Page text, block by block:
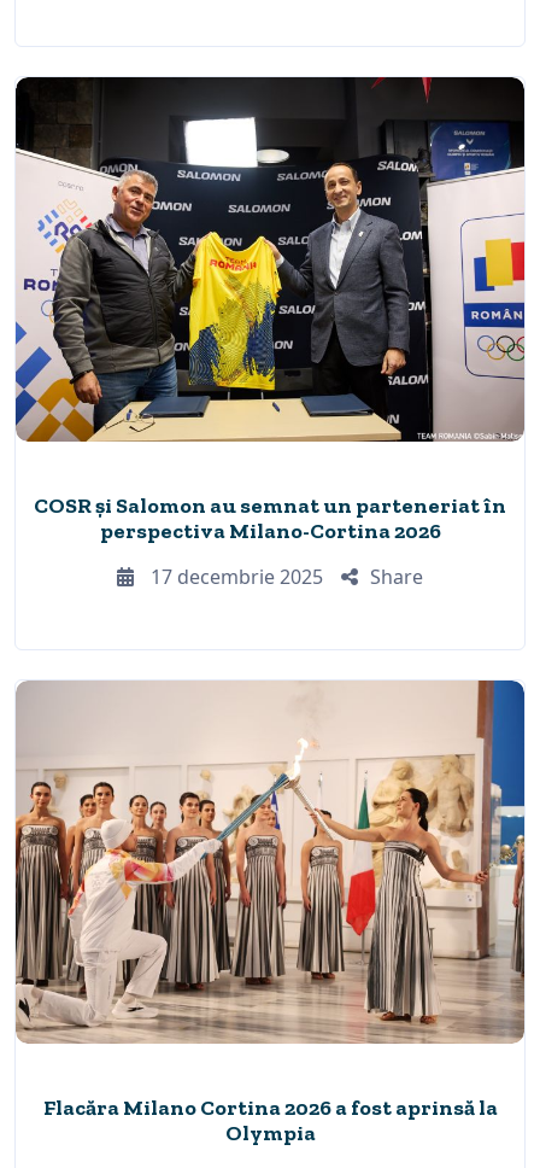
COSR și Salomon au semnat un parteneriat în
perspectiva Milano-Cortina 2026
17 decembrie 2025
Share
Flacăra Milano Cortina 2026 a fost aprinsă la
Olympia